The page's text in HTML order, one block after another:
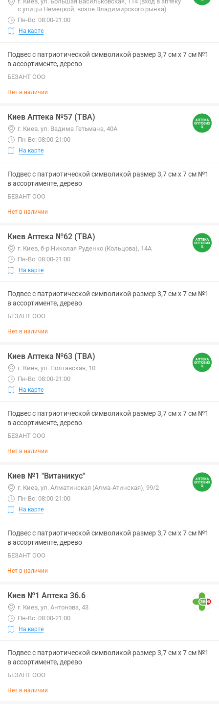
с улицы Немецкой, возле Владимирского рынка)
Пн-Вс: 08:00-21:00
На карте
Подвес с патриотической символикой размер 3,7 см х 7 см №1
в ассортименте, дерево
БЕЗАНТ ООО
Нет в наличии
Киев Аптека №57 (ТВА)
г. Киев. ул. Вадима Гетьмана, 40А
Пн-Вс: 08:00-21:00
На карте
Подвес с патриотической символикой размер 3,7 см х 7 см №1
в ассортименте, дерево
БЕЗАНТ ООО
Нет в наличии
Киев Аптека №62 (ТВА)
г. Киев, б-р Николая Руденко (Кольцова), 14А
Пн-Вс: 08:00-21:00
На карте
Подвес с патриотической символикой размер 3,7 см х 7 см №1
в ассортименте, дерево
БЕЗАНТ ООО
Нет в наличии
Киев Аптека №63 (ТВА)
г. Киев, ул. Полтавская, 10
Пн-Вс: 08:00-21:00
На карте
Подвес с патриотической символикой размер 3,7 см х 7 см №1
в ассортименте, дерево
БЕЗАНТ ООО
Нет в наличии
Киев №1 "Витаникус"
г. Киев, ул. Алматинская (Алма-Атинская), 99/2
Пн-Вс: 08:00-21:00
На карте
Подвес с патриотической символикой размер 3,7 см х 7 см №1
в ассортименте, дерево
БЕЗАНТ ООО
Нет в наличии
Киев №1 Аптека 36.6
г. Киев, ул. Антонова, 43
Пн-Вс: 08:00-21:00
На карте
Подвес с патриотической символикой размер 3,7 см х 7 см №1
в ассортименте, дерево
БЕЗАНТ ООО
Нет в наличии